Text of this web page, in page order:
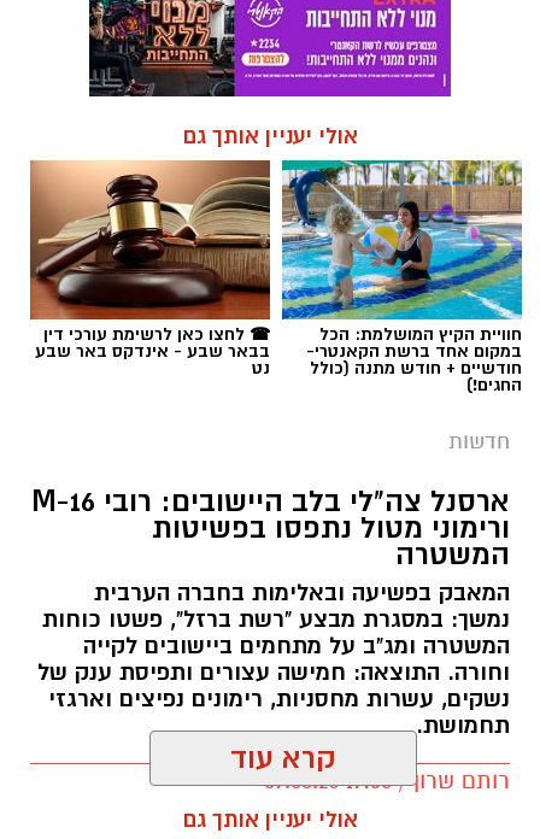
אולי יעניין אותך גם
חוויית הקיץ המושלמת: הכל
במקום אחד ברשת הקאנטרי-
חודשיים + חודש מתנה (כולל
החגים!)
☎ לחצו כאן לרשימת עורכי דין
בבאר שבע - אינדקס באר שבע
נט
חדשות
ארסנל צה"לי בלב היישובים: רובי M-16
ורימוני מטול נתפסו בפשיטות
המשטרה
המאבק בפשיעה ובאלימות בחברה הערבית
נמשך: במסגרת מבצע "רשת ברזל", פשטו כוחות
המשטרה ומג"ב על מתחמים ביישובים לקייה
וחורה. התוצאה: חמישה עצורים ותפיסת ענק של
נשקים, עשרות מחסניות, רימונים נפיצים וארגזי
תחמושת.
רותם שרון / 17:35 09.08.26
קרא עוד
אולי יעניין אותך גם